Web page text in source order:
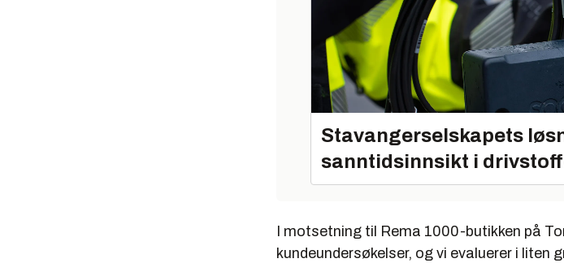
Stavangerselskapets
sanntidsinnsikt i
I motsetning til Rema 1000-butikken på
kundeundersøkelser, og vi evaluerer i liten